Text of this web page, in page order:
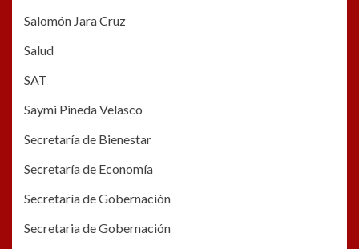
Salomón Jara Cruz
Salud
SAT
Saymi Pineda Velasco
Secretaría de Bienestar
Secretaría de Economía
Secretaría de Gobernación
Secretaria de Gobernación